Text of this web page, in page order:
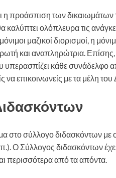
η προάσπιση των δικαιωμάτων
καλύπτει ολόπλευρα τις
μαζικοί διορισμοί, η
και αναπληρώτρια. Επίσης,
κάθε συνάδελφο
επικοινωνείς με τα μέλη
στο σύλλογο διδασκόντων
Ο Σύλλογος διδασκόντων
περισσότερα από τα απόντα.